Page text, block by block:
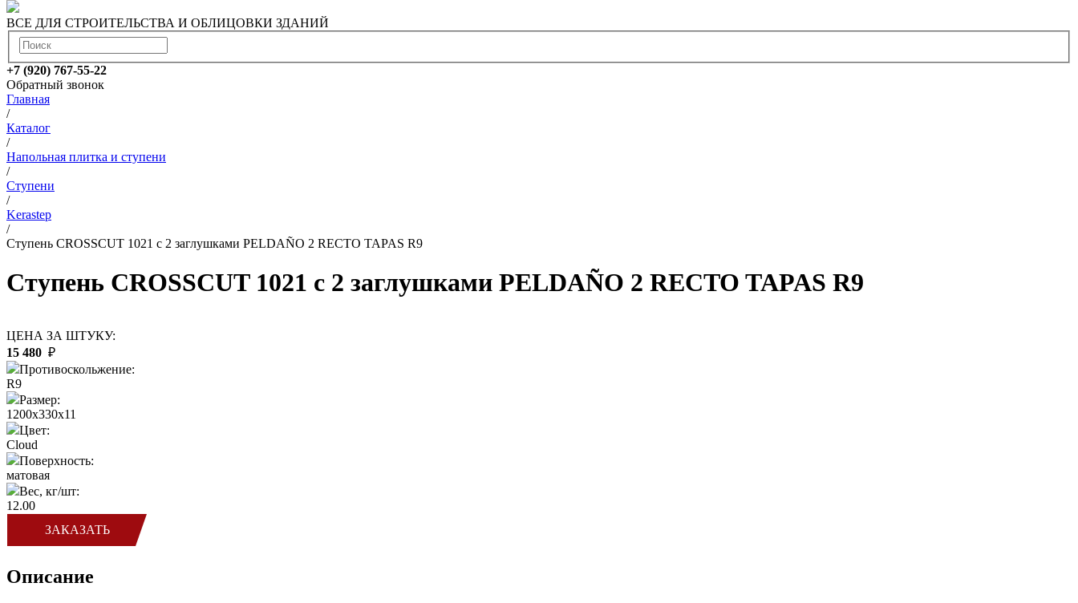
ВСЕ ДЛЯ СТРОИТЕЛЬСТВА И ОБЛИЦОВКИ ЗДАНИЙ
+7 (920) 767-55-22
Обратный звонок
Главная
/
Каталог
/
Напольная плитка и ступени
/
Ступени
/
Kerastep
/
Ступень CROSSCUT 1021 с 2 заглушками PELDAÑO 2 RECTO TAPAS R9
Ступень CROSSCUT 1021 с 2 заглушками PELDAÑO 2 RECTO TAPAS R9
ЦЕНА ЗА ШТУКУ:
15 480 ₽
Противоскольжение:
R9
Размер:
1200x330x11
Цвет:
Cloud
Поверхность:
матовая
Вес, кг/шт:
12.00
ЗАКАЗАТЬ
Описание